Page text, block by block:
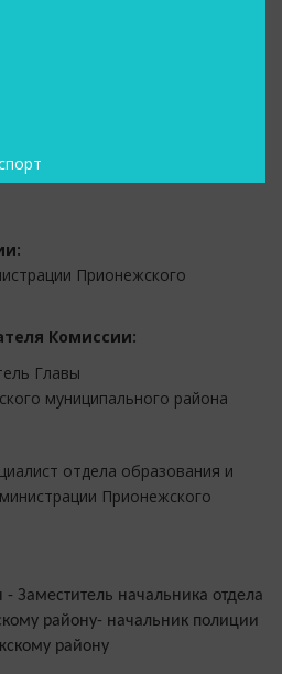
Прионежского
Комиссии:
Главы
муниципального района
отдела образования и
Прионежского
Заместитель начальника отдела
району- начальник полиции
району